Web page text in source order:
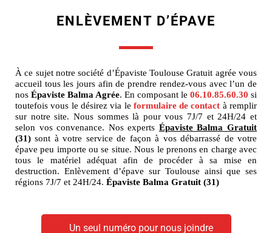
ENLÈVEMENT D’ÉPAVE
À ce sujet notre société d’Épaviste Toulouse Gratuit agrée vous
accueil tous les jours afin de prendre rendez-vous avec l’un de
nos Épaviste Balma Agrée. En composant le 06.10.85.60.30 si
toutefois vous le désirez via le formulaire de contact à remplir
sur notre site. Nous sommes là pour vous 7J/7 et 24H/24 et
selon vos convenance. Nos experts Épaviste Balma Gratuit
(31) sont à votre service de façon à vos débarrassé de votre
épave peu importe ou se situe. Nous le prenons en charge avec
tous le matériel adéquat afin de procéder à sa mise en
destruction. Enlèvement d’épave sur Toulouse ainsi que ses
régions 7J/7 et 24H/24. Épaviste Balma Gratuit (31)
Un seul numéro pour nous joindre